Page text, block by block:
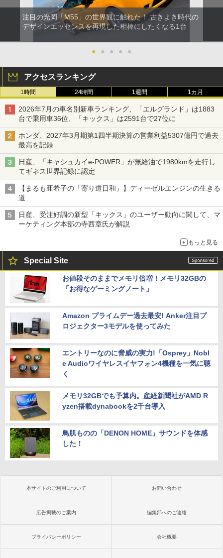
注目の光岡「M55」の世界観に触れた！ 古きよき時代の
デザインエッセンスを再現した相棒にしたくなる1台
● ● ● ● ●
アクセスランキング
1時間 24時間 1週間 1カ月
2026年7月の車名別新車ランキング、「エルグランド」は1883
台で乗用車36位、「キックス」は2591台で27位に
ホンダ、2027年3月期第1四半期決算の営業利益5307億円で過去
最高を記録
日産、「キャシュカイe-POWER」が無給油で1980kmを走行し
てギネス世界記録に認定
【まるも亜希子の「寄り道日和」】ディーゼルエンジンの生きる
道
日産、受注好調の新型「キックス」のユーザー動向に関して、マ
ーケティング本部の寺西章氏が解説
もっと見る
Special Site
お値段そのままでメモリ倍増！メモリ32GBの
「お得なゲーミングノート」
Amazon プライムデー過去最安! Anker注目プ
ロジェクター3モデルを使ってみた
エントリーなのに脅威の実力!「Osprey」Nobl
e Audioワイヤレスイヤフォン4機種を一気に聴
く
メモリ32GBでも予算内。産経新聞社がAMD R
yzen搭載dynabookを2千台導入
鳥肌ものの「DENON HOME」サウンドを体感
した！
本サイトのご利用について お問い合わせ
広告掲載のご案内 編集部へのご連絡
プライバシーポリシー 会社概要